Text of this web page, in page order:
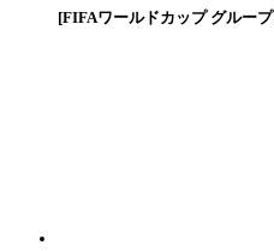
[FIFAワールドカップ グルー